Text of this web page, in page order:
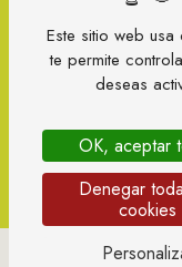
Este sitio web
te permite
deseas
OK, aceptar
Denegar
cookies